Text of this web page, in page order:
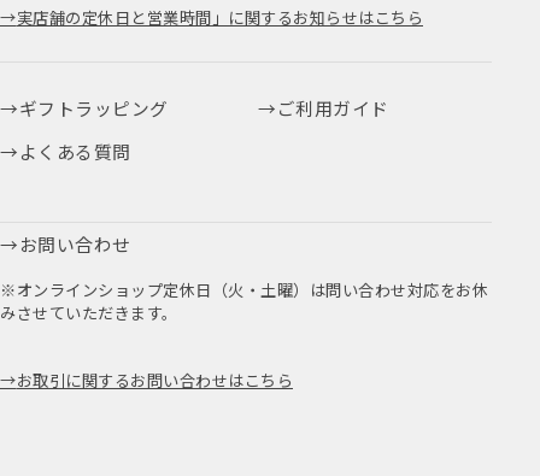
実店舗の定休日と営業時間」に関するお知らせはこちら
ギフトラッピング
ご利用ガイド
よくある質問
お問い合わせ
※オンラインショップ定休日（火・土曜）は問い合わせ対応をお休
みさせていただきます。
お取引に関するお問い合わせはこちら